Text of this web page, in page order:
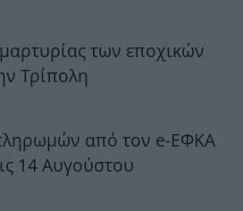
των εποχικών
Τρίπολη
από τον e-ΕΦΚΑ
14 Αυγούστου